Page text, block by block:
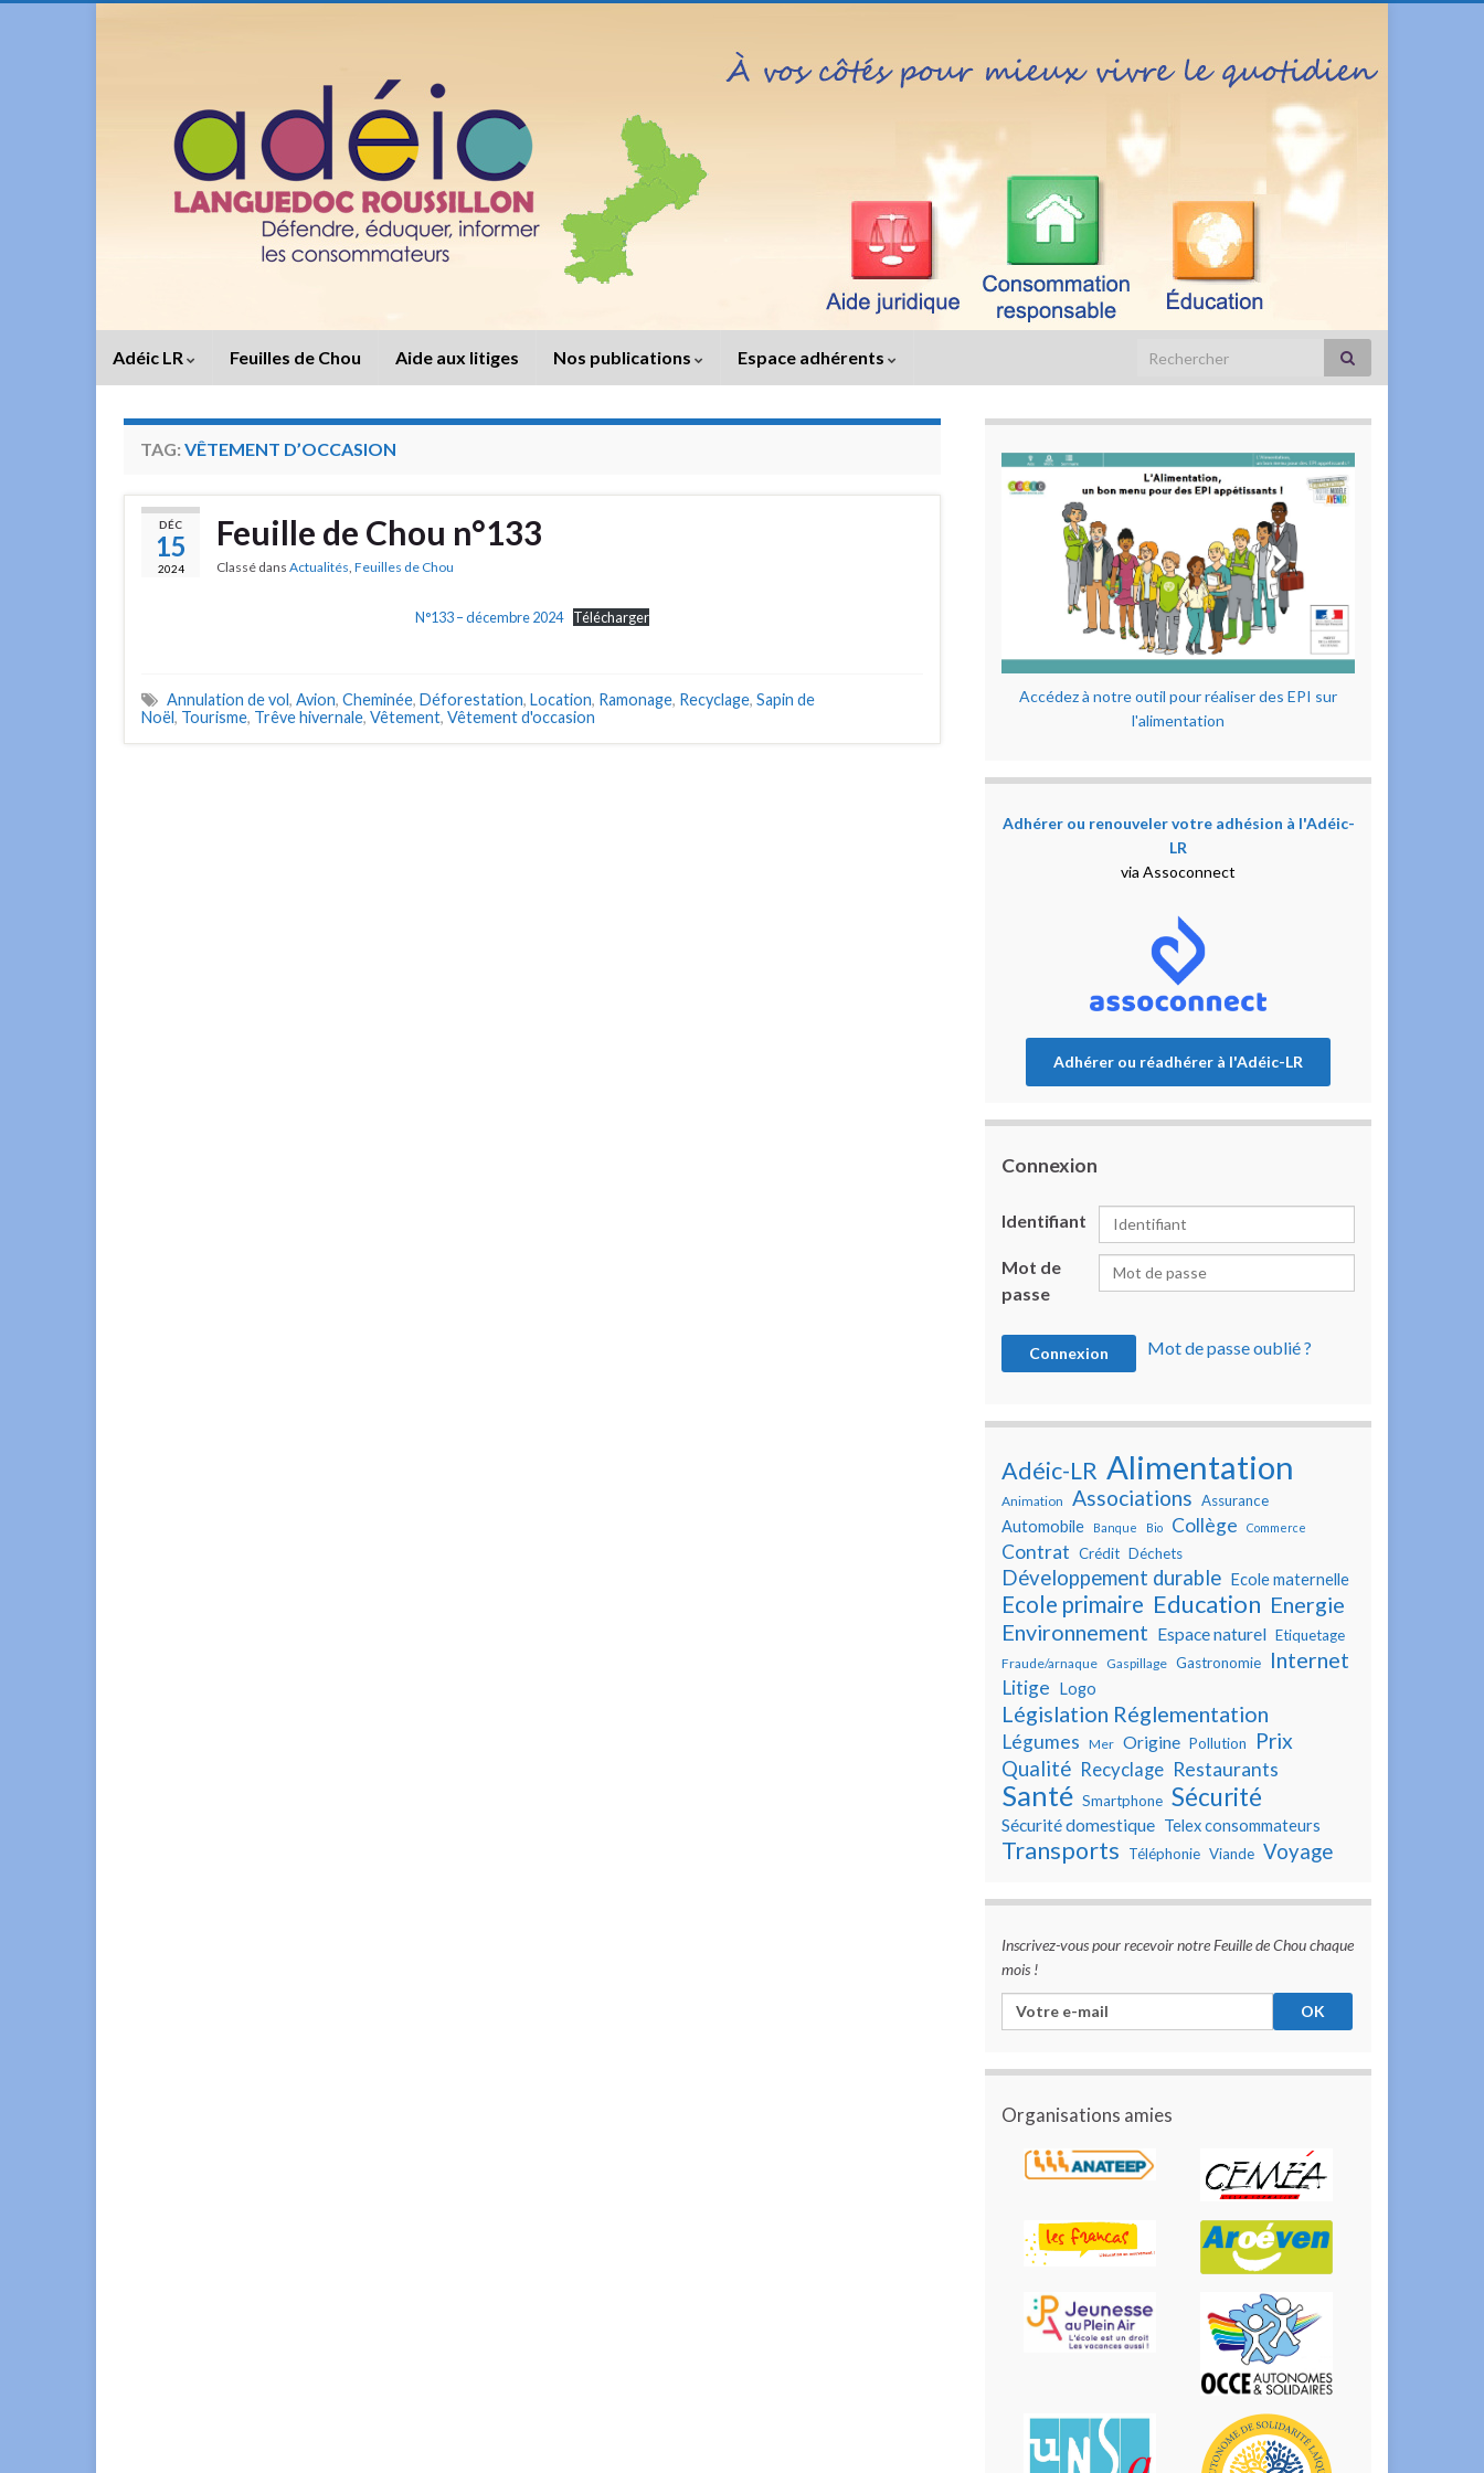
Adéic LR Feuilles de Chou Aide aux litiges Nos publications Espace adhérents Search for:
TAG: VÊTEMENT D’OCCASION
DÉC
15
2024
Feuille de Chou n°133
Classé dans Actualités, Feuilles de Chou
N°133 – décembre 2024 Télécharger
Annulation de vol, Avion, Cheminée, Déforestation, Location, Ramonage, Recyclage, Sapin de
Noël, Tourisme, Trêve hivernale, Vêtement, Vêtement d'occasion
Accédez à notre outil pour réaliser des EPI sur
l'alimentation
Adhérer ou renouveler votre adhésion à l'Adéic-
LR
via Assoconnect
Adhérer ou réadhérer à l'Adéic-LR
Connexion
Identifiant
Mot de
passe
Mot de passe oublié ?
Adéic-LR Alimentation
Animation Associations Assurance
Automobile Banque Bio Collège Commerce
Contrat Crédit Déchets
Développement durable Ecole maternelle
Ecole primaire Education Energie
Environnement Espace naturel Etiquetage
Fraude/arnaque Gaspillage Gastronomie Internet
Litige Logo
Législation Réglementation
Légumes Mer Origine Pollution Prix
Qualité Recyclage Restaurants
Santé Smartphone Sécurité
Sécurité domestique Telex consommateurs
Transports Téléphonie Viande Voyage
Inscrivez-vous pour recevoir notre Feuille de Chou chaque
mois !
Organisations amies